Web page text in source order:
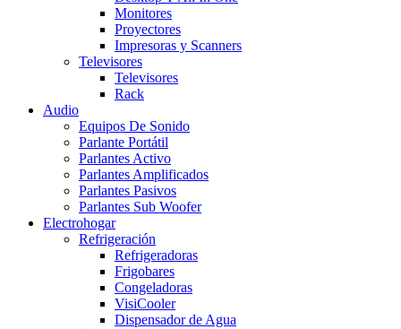
Monitores
Proyectores
Impresoras y Scanners
Televisores
Televisores
Rack
Audio
Equipos De Sonido
Parlante Portátil
Parlantes Activo
Parlantes Amplificados
Parlantes Pasivos
Parlantes Sub Woofer
Electrohogar
Refrigeración
Refrigeradoras
Frigobares
Congeladoras
VisiCooler
Dispensador de Agua